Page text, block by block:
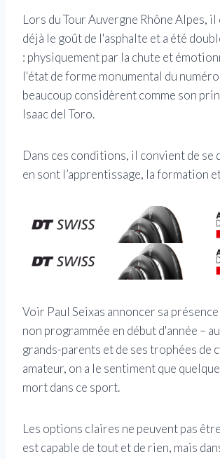
Lors du Tour Auvergne Rhône Alpes,
déjà le goût de l'asphalte et a été
: physiquement par la chute et
l'état de forme monumental du
beaucoup considèrent comme son
Isaac del Toro.
Dans ces conditions, il convient de se
en sont l’apprentissage, la formation
Voir Paul Seixas annoncer sa
non programmée en début d'année –
grands-parents et de ses trophées de
amateur, on a le sentiment que
mort dans ce sport.
Les options claires ne peuvent pas
est capable de tout et de rien, mais